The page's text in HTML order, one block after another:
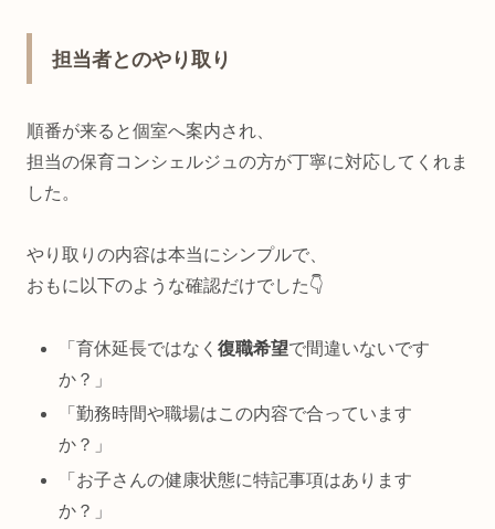
担当者とのやり取り
順番が来ると個室へ案内され、
担当の保育コンシェルジュの方が丁寧に対応してくれま
した。
やり取りの内容は本当にシンプルで、
おもに以下のような確認だけでした👇
「育休延長ではなく復職希望で間違いないです
か？」
「勤務時間や職場はこの内容で合っています
か？」
「お子さんの健康状態に特記事項はあります
か？」